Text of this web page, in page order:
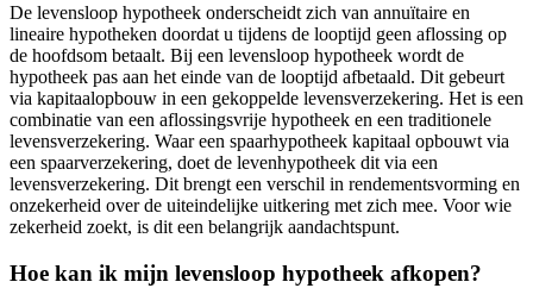
De levensloop hypotheek onderscheidt zich van annuïtaire en
lineaire hypotheken doordat u tijdens de looptijd geen aflossing op
de hoofdsom betaalt. Bij een levensloop hypotheek wordt de
hypotheek pas aan het einde van de looptijd afbetaald. Dit gebeurt
via kapitaalopbouw in een gekoppelde levensverzekering. Het is een
combinatie van een aflossingsvrije hypotheek en een traditionele
levensverzekering. Waar een spaarhypotheek kapitaal opbouwt via
een spaarverzekering, doet de levenhypotheek dit via een
levensverzekering. Dit brengt een verschil in rendementsvorming en
onzekerheid over de uiteindelijke uitkering met zich mee. Voor wie
zekerheid zoekt, is dit een belangrijk aandachtspunt.
Hoe kan ik mijn levensloop hypotheek afkopen?